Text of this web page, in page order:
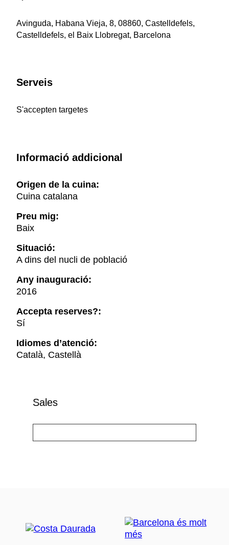
Avinguda, Habana Vieja, 8, 08860, Castelldefels,
Castelldefels, el Baix Llobregat, Barcelona
Serveis
S'accepten targetes
Informació addicional
Origen de la cuina:
Cuina catalana
Preu mig:
Baix
Situació:
A dins del nucli de població
Any inauguració:
2016
Accepta reserves?:
Sí
Idiomes d’atenció:
Català, Castellà
Sales